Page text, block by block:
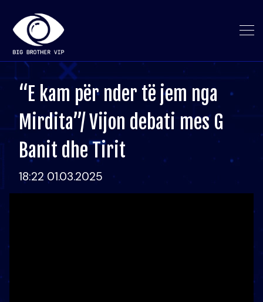
“E kam për nder të jem nga
Mirdita”/ Vijon debati mes G
Banit dhe Tirit
18:22 01.03.2025